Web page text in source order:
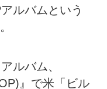
ルバムという
ルバム、
』で米「ビル